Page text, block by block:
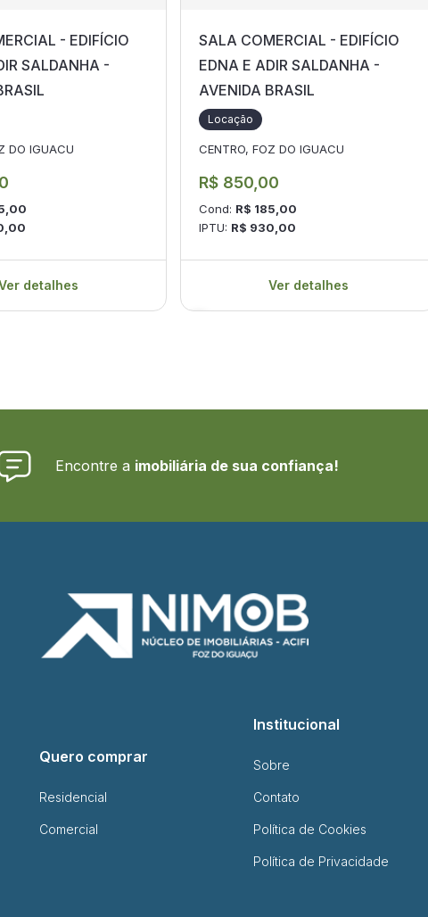
- EDIFÍCIO
SALDANHA -
DO IGUACU
detalhes
SALA COMERCIAL - EDIFÍCIO
EDNA E ADIR SALDANHA -
AVENIDA BRASIL
Locação
CENTRO, FOZ DO IGUACU
R$ 850,00
Cond: R$ 185,00
IPTU: R$ 930,00
Ver detalhes
Encontre a imobiliária de sua confiança!
Quero comprar
Residencial
Comercial
Institucional
Sobre
Contato
Política de Cookies
Política de Privacidade